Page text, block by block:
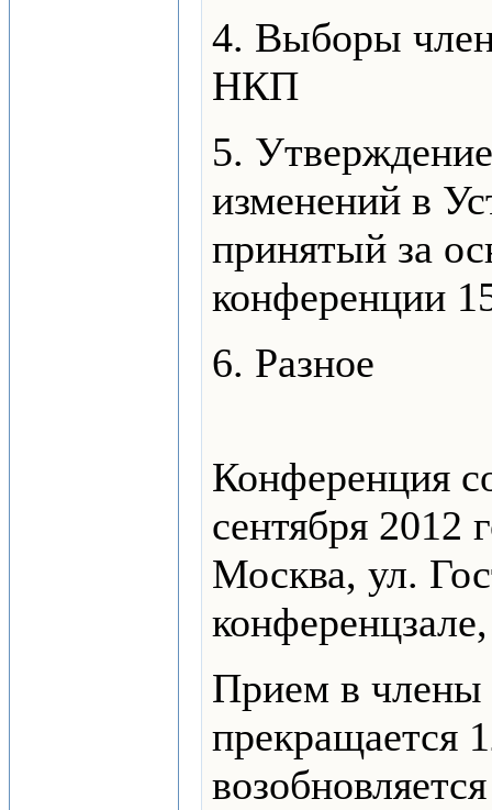
4. Выборы
НКП
5.
изменений в
принятый за
конференции
6. Разное
Конференция
сентября 2012
Москва, ул.
Прием в
прекращается